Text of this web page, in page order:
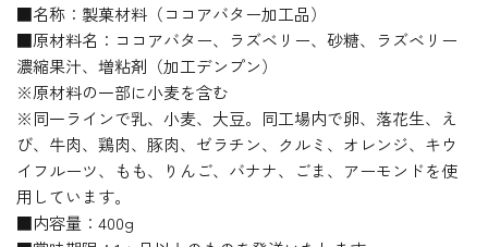
■名称：製菓材料（ココアバター加工品）
■原材料名：ココアバター、ラズベリー、砂糖、ラズベリー
濃縮果汁、増粘剤（加工デンプン）
※原材料の一部に小麦を含む
※同一ラインで乳、小麦、大豆。同工場内で卵、落花生、え
び、牛肉、鶏肉、豚肉、ゼラチン、クルミ、オレンジ、キウ
イフルーツ、もも、りんご、バナナ、ごま、アーモンドを使
用しています。
■内容量：400g